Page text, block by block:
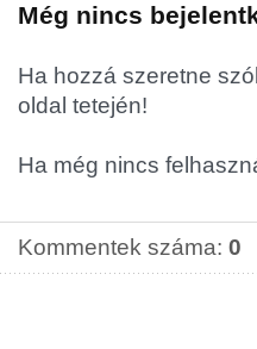
Még nincs
Ha hozzá szeretne
oldal tetején!
Ha még nincs
Kommentek száma: 0